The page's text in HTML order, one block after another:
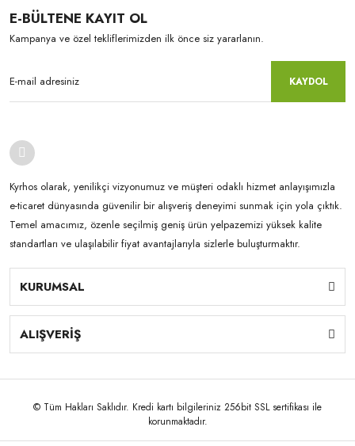
E-BÜLTENE KAYIT OL
Kampanya ve özel tekliflerimizden ilk önce siz yararlanın.
KAYDOL
Kyrhos olarak, yenilikçi vizyonumuz ve müşteri odaklı hizmet anlayışımızla
e-ticaret dünyasında güvenilir bir alışveriş deneyimi sunmak için yola çıktık.
Temel amacımız, özenle seçilmiş geniş ürün yelpazemizi yüksek kalite
standartları ve ulaşılabilir fiyat avantajlarıyla sizlerle buluşturmaktır.
KURUMSAL
ALIŞVERİŞ
© Tüm Hakları Saklıdır. Kredi kartı bilgileriniz 256bit SSL sertifikası ile
korunmaktadır.